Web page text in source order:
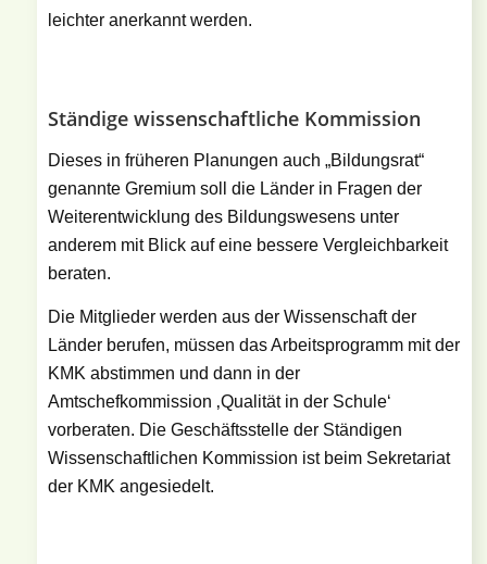
leichter anerkannt werden.
Ständige wissenschaftliche Kommission
Dieses in früheren Planungen auch „Bildungsrat“
genannte Gremium soll die Länder in Fragen der
Weiterentwicklung des Bildungswesens unter
anderem mit Blick auf eine bessere Vergleichbarkeit
beraten.
Die Mitglieder werden aus der Wissenschaft der
Länder berufen, müssen das Arbeitsprogramm mit der
KMK abstimmen und dann in der
Amtschefkommission ‚Qualität in der Schule‘
vorberaten. Die Geschäftsstelle der Ständigen
Wissenschaftlichen Kommission ist beim Sekretariat
der KMK angesiedelt.